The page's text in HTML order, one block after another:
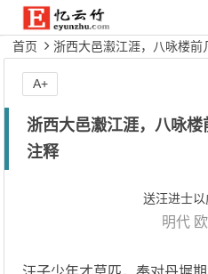
首页 浙西大邑瀫江涯，八咏楼
浙西大邑瀫江涯，八咏楼
注释
送汪进士
明代
A+